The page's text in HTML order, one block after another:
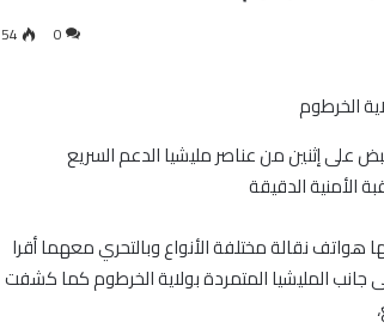
0
54
على إثنين من عناصر مليشيا الدعم السريع
الأمنية الدقيقة
هواتف نقالة مختلفة الأنواع وبالتحري معهما أقرا
جانب المليشيا المتمردة بولاية الخرطوم كما كشفت